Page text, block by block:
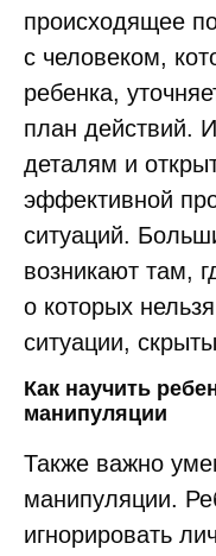
происходящее
с человеком,
ребенка,
план действий.
деталям и
эффективной
ситуаций.
возникают там,
о которых
ситуации,
Как научить
манипуляции
Также важно
манипуляции.
игнорировать